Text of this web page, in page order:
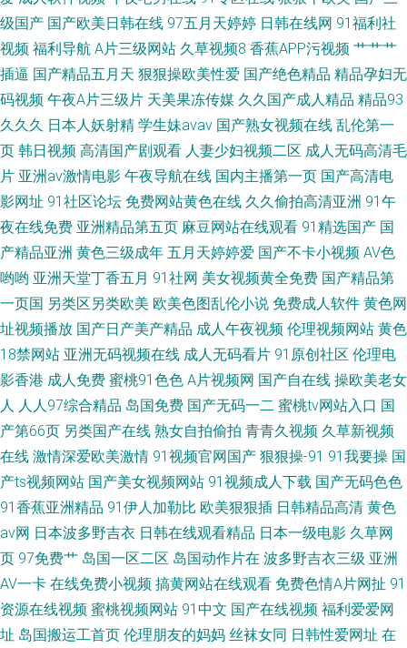
又黄又粗又大 成人黄色av影视 亚洲精品在线 欧美日韩综合中文字幕 狠狠鲁
的网站首页 大香蕉五月丁香 樱桃视频国产丝袜一区 午夜无码久久 欧美人妖
出精汇编 国产极品在线观看极品 东京热色色视频 一级肏屄 日韩在线视频点
击观看 男人天堂黄色 福利视频网址 在线激情欧美日韩 日本男女肏屄视频 精
品国产不卡一 操逼四91 亚洲欧美另类中文字幕 特殊的精 老司机AVAV 磁力
级国产 国产欧美日韩在线 97五月天婷婷 日韩在线网 91福利社
视频 福利导航 A片三级网站 久草视频8 香蕉APP污视频 艹艹艹
插逼 国产精品五月天 狠狠操欧美性爱 国产绝色精品 精品孕妇无
码视频 午夜A片三级片 天美果冻传媒 久久国产成人精品 精品93
久久久 日本人妖射精 学生妹avav 国产熟女视频在线 乱伦第一
页 韩日视频 高清国产剧观看 人妻少妇视频二区 成人无码高清毛
片 亚洲av激情电影 午夜导航在线 国内主播第一页 国产高清电
影网址 91社区论坛 免费网站黄色在线 久久偷拍高清亚洲 91午
夜在线免费 亚洲精品第五页 麻豆网站在线观看 91精选国产 国
产精品亚洲 黄色三级成年 五月天婷婷爱 国产不卡小视频 AV色
哟哟 亚洲天堂丁香五月 91社网 美女视频黄全免费 国产精品第
一页国 另类区另类欧美 欧美色图乱伦小说 免费成人软件 黄色网
址视频播放 国产日产美产精品 成人午夜视频 伦理视频网站 黄色
18禁网站 亚洲无码视频在线 成人无码看片 91原创社区 伦理电
影香港 成人免费 蜜桃91色色 A片视频网 国产自在线 操欧美老女
人 人人97综合精品 岛国免费 国产无码一二 蜜桃tv网站入口 国
产第66页 另类国产在线 熟女自拍偷拍 青青久视频 久草新视频
在线 激情深爱欧美激情 91视频官网国产 狠狠操-91 91我要操 国
产ts视频网站 国产美女视频网站 91视频成人下载 国产无码色色
91香蕉亚洲精品 91伊人加勒比 欧美狠狠插 日韩精品高清 黄色
av网 日本波多野吉衣 日韩在线观看精品 日本一级电影 久草网
页 97免费艹 岛国一区二区 岛国动作片在 波多野吉衣三级 亚洲
AV一卡 在线免费小视频 搞黄网站在线观看 免费色情A片网扯 91
资源在线视频 蜜桃视频网站 91中文 国产在线视频 福利爱爱网
址 岛国搬运工首页 伦理朋友的妈妈 丝袜女同 日韩性爱网址 在